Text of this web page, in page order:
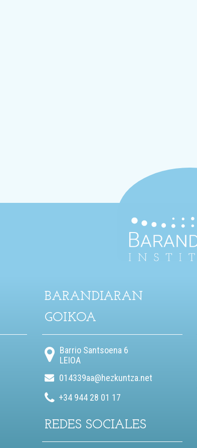
BARANDIARAN
GOIKOA
Barrio Santsoena 6
LEIOA
014339aa@hezkuntza.net
+34 944 28 01 17
REDES SOCIALES